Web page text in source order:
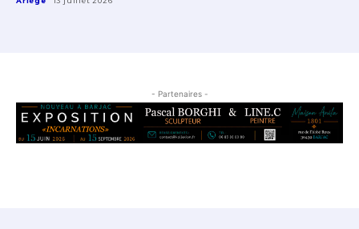
- Partenaires -